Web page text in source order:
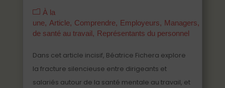
À la
une Article Comprendre Employeurs Managers
de santé au travail
Représentants du personnel
Dans cet article incisif, Béatrice Fichera explore
la fracture silencieuse entre dirigeants et
salariés autour de la santé mentale au travail, et